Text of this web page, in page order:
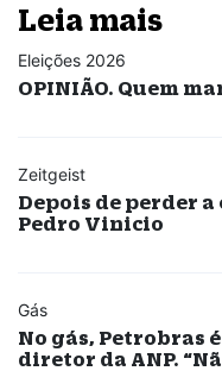
Leia mais
Eleições 2026
OPINIÃO. Quem
Zeitgeist
Depois de perder
Pedro Vinicio
Gás
No gás, Petrobras
diretor da ANP.